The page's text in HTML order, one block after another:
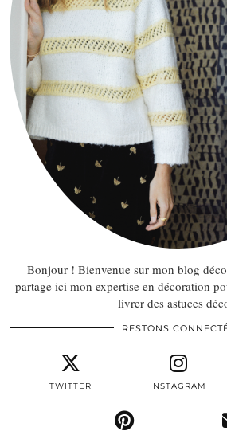
Bonjour ! Bienvenue sur mon blog
partage ici mon expertise en décoration
livrer des astuces
RESTONS
TWITTER INSTAGRAM